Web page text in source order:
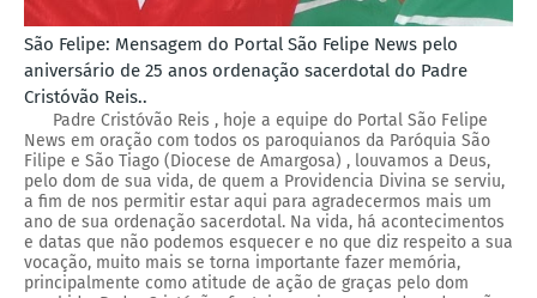
São Felipe: Mensagem do Portal São Felipe News pelo
aniversário de 25 anos ordenação sacerdotal do Padre
Cristóvão Reis..
Padre Cristóvão Reis , hoje a equipe do Portal São Felipe
News em oração com todos os paroquianos da Paróquia São
Filipe e São Tiago (Diocese de Amargosa) , louvamos a Deus,
pelo dom de sua vida, de quem a Providencia Divina se serviu,
a fim de nos permitir estar aqui para agradecermos mais um
ano de sua ordenação sacerdotal. Na vida, há acontecimentos
e datas que não podemos esquecer e no que diz respeito a sua
vocação, muito mais se torna importante fazer memória,
principalmente como atitude de ação de graças pelo dom